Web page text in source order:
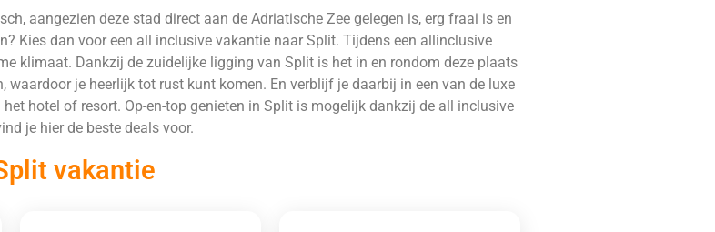
aangezien deze stad direct aan de Adriatische Zee gelegen is, erg fraai is en
Kies dan voor een all inclusive vakantie naar Split. Tijdens een allinclusive
klimaat. Dankzij de zuidelijke ligging van Split is het in en rondom deze plaats
je heerlijk tot rust kunt komen. En verblijf je daarbij in een van de luxe
hotel of resort. Op-en-top genieten in Split is mogelijk dankzij de all inclusive
je hier de beste deals voor.
vakantie